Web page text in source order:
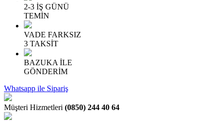
2-3 İŞ GÜNÜ
TEMİN
VADE FARKSIZ
3 TAKSİT
BAZUKA İLE
GÖNDERİM
Whatsapp ile Sipariş
Müşteri Hizmetleri (0850) 244 40 64